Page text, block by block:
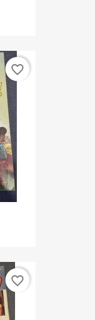
favorite_border
favorite_border